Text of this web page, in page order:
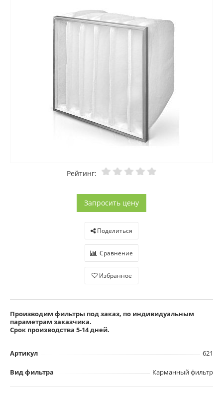
Рейтинг:
Запросить цену
Поделиться
Сравнение
Избранное
Производим фильтры под заказ, по индивидуальным
параметрам заказчика.
Срок производства 5-14 дней.
Артикул 621
Вид фильтра Карманный фильтр